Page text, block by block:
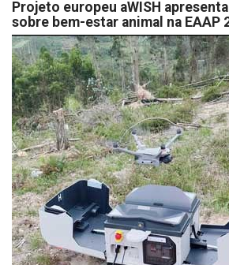
Projeto europeu aWISH
sobre bem-estar animal na EAAP